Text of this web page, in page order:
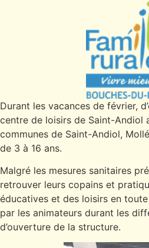
Durant les vacances de février,
centre de loisirs de Saint-Andiol
communes de Saint-Andiol,
de 3 à 16 ans.
Malgré les mesures sanitaires
retrouver leurs copains et
éducatives et des loisirs en
par les animateurs durant les
d’ouverture de la structure.